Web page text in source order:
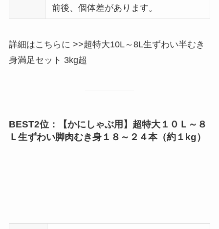
前後、個体差があります。
詳細はこちらに >>超特大10L～8L生ずわい半むき
身満足セット 3kg超
BEST2位：【かにしゃぶ用】超特大１０Ｌ～８
Ｌ生ずわい脚肉むき身１８～２４本（約１kg）